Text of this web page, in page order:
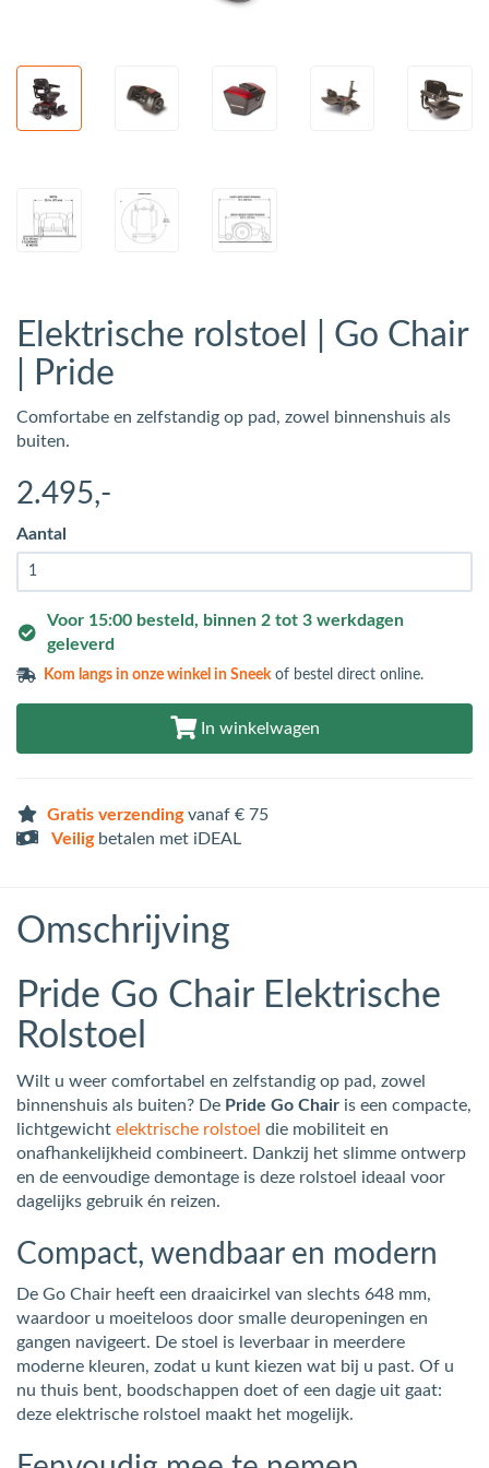
Elektrische rolstoel | Go Chair
| Pride
Comfortabe en zelfstandig op pad, zowel binnenshuis als
buiten.
2.495,-
Aantal
Voor 15:00 besteld, binnen 2 tot 3 werkdagen
geleverd
Kom langs inonze winkel in Sneekof bestel direct online.
In winkelwagen
Gratis verzendingvanaf € 75
Veiligbetalen met iDEAL
Omschrijving
Pride Go Chair Elektrische
Rolstoel
Wilt u weer comfortabel en zelfstandig op pad, zowel
binnenshuis als buiten? De Pride Go Chair is een compacte,
lichtgewicht elektrische rolstoel die mobiliteit en
onafhankelijkheid combineert. Dankzij het slimme ontwerp
en de eenvoudige demontage is deze rolstoel ideaal voor
dagelijks gebruik én reizen.
Compact, wendbaar en modern
De Go Chair heeft een draaicirkel van slechts 648 mm,
waardoor u moeiteloos door smalle deuropeningen en
gangen navigeert. De stoel is leverbaar in meerdere
moderne kleuren, zodat u kunt kiezen wat bij u past. Of u
nu thuis bent, boodschappen doet of een dagje uit gaat:
deze elektrische rolstoel maakt het mogelijk.